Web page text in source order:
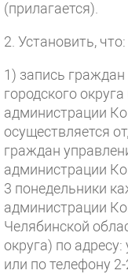
(прилагается).
2. Установить, что:
1) запись
городского
администрации
осуществляется
граждан
администрации
3 понедельники
администрации
Челябинской
округа) по
или по телефону